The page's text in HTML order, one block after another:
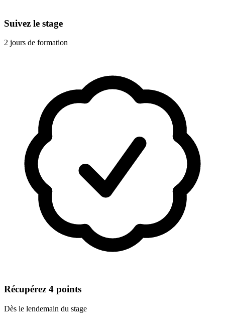
Suivez le stage
2 jours de formation
Récupérez 4 points
Dès le lendemain du stage